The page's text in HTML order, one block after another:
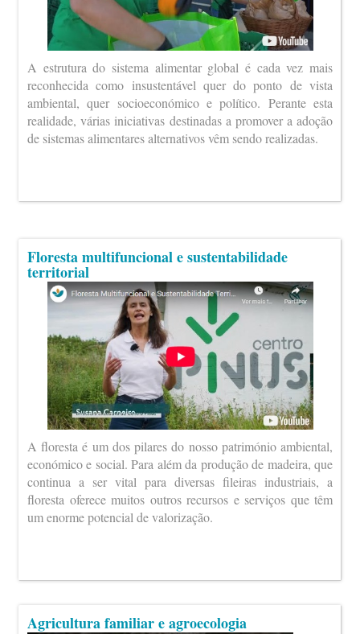
A estrutura do sistema alimentar global é cada vez mais
reconhecida como insustentável quer do ponto de vista
ambiental, quer socioeconómico e político. Perante esta
realidade, várias iniciativas destinadas a promover a adoção
de sistemas alimentares alternativos vêm sendo realizadas.
Floresta multifuncional e sustentabilidade
territorial
A floresta é um dos pilares do nosso património ambiental,
económico e social. Para além da produção de madeira, que
continua a ser vital para diversas fileiras industriais, a
floresta oferece muitos outros recursos e serviços que têm
um enorme potencial de valorização.
Agricultura familiar e agroecologia